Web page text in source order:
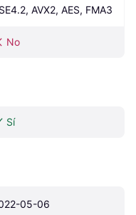
AVX2, AES, FMA3
No
Sí
05-06